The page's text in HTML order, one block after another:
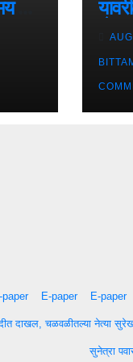
गाढे
देश-
paper E-paper E-paper
दाखल, चळवळीतल्या नेत्या
सुनेत्रा